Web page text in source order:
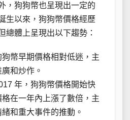
，狗狗幣也呈現出一定的
生以來，狗狗幣價格經歷
總體上呈現出以下趨勢：
狗幣早期價格相對低迷，主
和炒作。
年，狗狗幣價格開始快
在一年內上漲了數倍，主
和重大事件的推動。